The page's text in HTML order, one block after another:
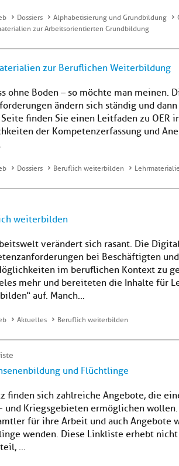
Dossiers Alphabetisierung und Grundbildung
zur Arbeitsorientierten Grundbildung
zur Beruflichen Weiterbildung
ohne Boden – so möchte man
ändern sich ständig und
finden Sie einen Leitfaden zu OER
der Kompetenzerfassung und
Dossiers Beruflich weiterbilden
weiterbilden
verändert sich rasant. Die
bei Beschäftigten
im beruflichen Kontext zu
mehr und bereiteten die Inhalte für
auf. Manch...
Aktuelles Beruflich weiterbilden
und Flüchtlinge
finden sich zahlreiche Angebote, die
und Kriegsgebieten ermöglichen
für ihre Arbeit und auch Angebote
wenden. Diese Linkliste erhebt
...